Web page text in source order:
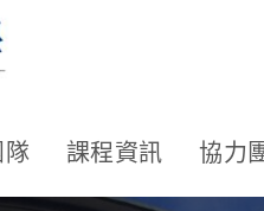
課程資訊 協力